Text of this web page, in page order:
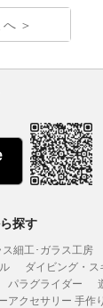
へ
探す
ス細工･ガラス工房
ダイビング・
パラグライダー
アクセサリー 手作